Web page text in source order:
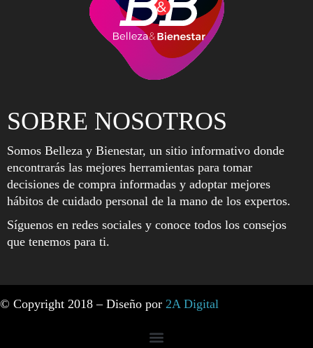
SOBRE NOSOTROS
Somos Belleza y Bienestar, un sitio informativo donde
encontrarás las mejores herramientas para tomar
decisiones de compra informadas y adoptar mejores
hábitos de cuidado personal de la mano de los expertos.
Síguenos en redes sociales y conoce todos los consejos
que tenemos para ti.
© Copyright 2018 – Diseño por 2A Digital